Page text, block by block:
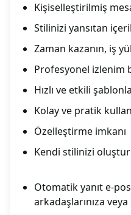
Kişiselleştirilmiş
Stilinizi yansıtan
Zaman kazanın, iş
Profesyonel izlenim
Hızlı ve etkili
Kolay ve pratik
Özelleştirme imkanı
Kendi stilinizi
Otomatik yanıt e-
arkadaşlarınıza